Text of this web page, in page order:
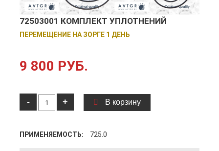
72503001 КОМПЛЕКТ УПЛОТНЕНИЙ
ПЕРЕМЕЩЕНИЕ НА ЗОРГЕ 1 ДЕНЬ
9 800 РУБ.
- + В корзину
ПРИМЕНЯЕМОСТЬ: 725.0